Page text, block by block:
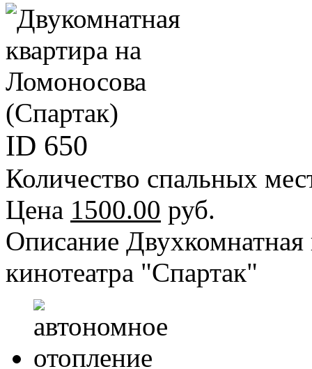
ID 650
Количество спальных
Цена 1500.00 руб.
Описание
кинотеатра "Спартак"